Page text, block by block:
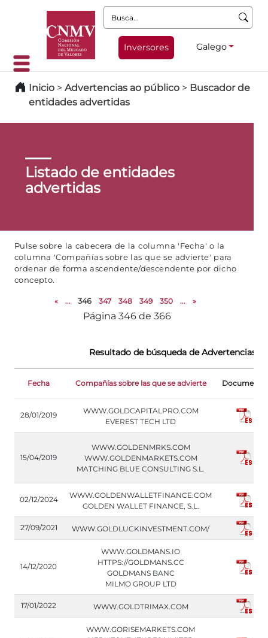
Busca:
Inversores Galego
Inicio > Advertencias ao público > Buscador de
entidades advertidas
Listado de entidades
advertidas
Pulse sobre la cabecera de la columna 'Fecha' o la
columna 'Compañías sobre las que se advierte' para
ordenar de forma ascendente/descendente por dicho
concepto.
« ... 346 347 348 349 350 ... »
Página 346 de 366
Resultado de búsqueda de Advertencias
Fecha Compañías sobre las que se advierte Documento
28/01/2019
WWW.GOLDCAPITALPRO.COM
EVEREST TECH LTD
15/04/2019
WWW.GOLDENMRKS.COM
WWW.GOLDENMARKETS.COM
MATCHING BLUE CONSULTING S.L.
02/12/2024
WWW.GOLDENWALLETFINANCE.COM
GOLDEN WALLET FINANCE, S.L.
27/09/2021 WWW.GOLDLUCKINVESTMENT.COM/
14/12/2020
WWW.GOLDMANS.IO
HTTPS://GOLDMANS.CC
GOLDMANS BANC
MILMO GROUP LTD
17/01/2022 WWW.GOLDTRIMAX.COM
WWW.GORISEMARKETS.COM